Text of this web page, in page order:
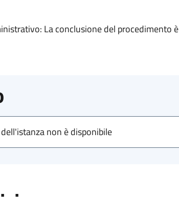
La conclusione del procedimento è
non è disponibile